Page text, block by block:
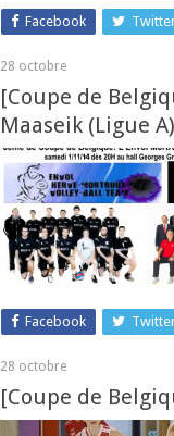
Facebook
28 octobre
[Coupe de
Maaseik (Ligue A)
Facebook
28 octobre
[Coupe de